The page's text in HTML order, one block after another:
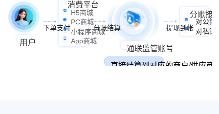
直接结算到对应的商户/供应商
下单支付
用户
对公银
对私银
分账接
分账结算 提现到帐
通联监管账号
H5商城
PC商城
App商城
小程序商城
消费平台